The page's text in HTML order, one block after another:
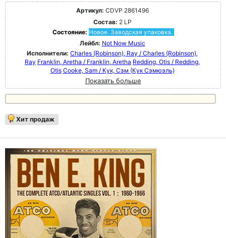
Артикул: CDVP 2861496
Состав: 2 LP
Состояние: Новое. Заводская упаковка.
Лейбл: Not Now Music
Исполнители: Charles (Robinson), Ray / Charles (Robinson),
Ray Franklin, Aretha / Franklin, Aretha Redding, Otis / Redding,
Otis Cooke, Sam / Кук, Сэм (Кук Сэмюэль)
Показать больше
Хит продаж